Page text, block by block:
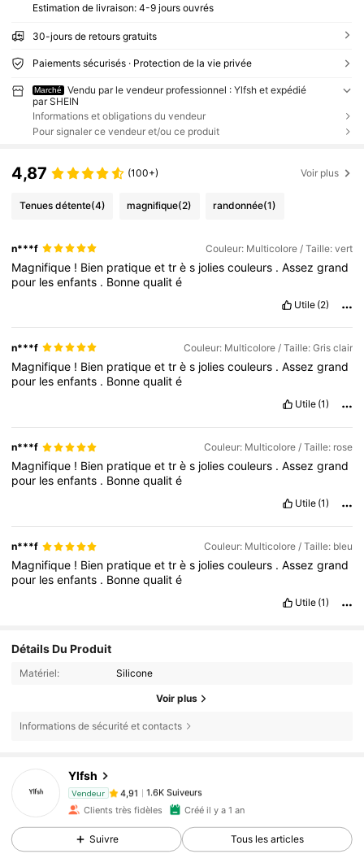
Estimation de livraison: 4-9 jours ouvrés
30-jours de retours gratuits
Paiements sécurisés · Protection de la vie privée
Marché
Vendu par le vendeur professionnel : Ylfsh et expédié
par SHEIN
Informations et obligations du vendeur
Pour signaler ce vendeur et/ou ce produit
4,87 (100+) Voir plus
Tenues détente(4) magnifique(2) randonnée(1)
n***f Couleur: Multicolore / Taille: vert
Magnifique ! Bien pratiqueettrès joliescouleurs .Assezgrand
pour lesenfants . Bonnequalité
Utile (2)
n***f Couleur: Multicolore / Taille: Gris clair
Magnifique ! Bien pratiqueettrès joliescouleurs .Assezgrand
pour lesenfants . Bonnequalité
Utile (1)
n***f Couleur: Multicolore / Taille: rose
Magnifique ! Bien pratiqueettrès joliescouleurs .Assezgrand
pour lesenfants . Bonnequalité
Utile (1)
n***f Couleur: Multicolore / Taille: bleu
Magnifique ! Bien pratiqueettrès joliescouleurs .Assezgrand
pour lesenfants . Bonnequalité
Utile (1)
Détails Du Produit
Matériel: Silicone
Voir plus
Informations de sécurité et contacts
Ylfsh
Vendeur
e***aest en train de naviguer
4,91
1.6K Suiveurs
Clients très fidèles Créé il y a 1 an
Suivre Tous les articles